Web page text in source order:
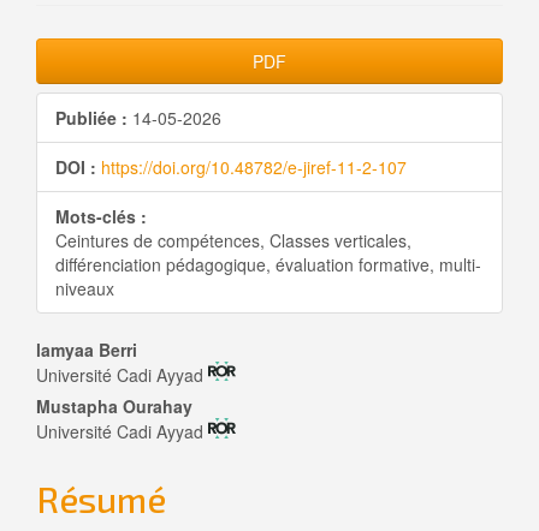
latérale
de
l'article
PDF
Publiée : 14-05-2026
DOI : https://doi.org/10.48782/e-jiref-11-2-107
Mots-clés :
Ceintures de compétences, Classes verticales,
différenciation pédagogique, évaluation formative, multi-
niveaux
Contenu
principal
de
l'article
lamyaa Berri
Université Cadi Ayyad
Mustapha Ourahay
Université Cadi Ayyad
Résumé